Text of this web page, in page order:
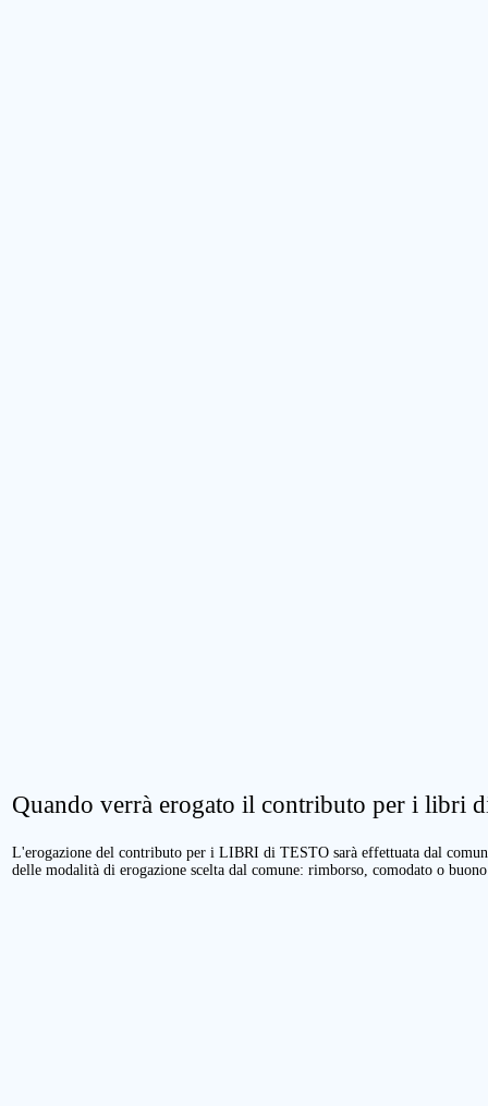
Quando verrà erogato il contributo per i libri
L'erogazione del contributo per i LIBRI di TESTO sarà effettuata dal
delle modalità di erogazione scelta dal comune: rimborso, comodato o